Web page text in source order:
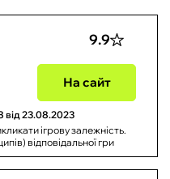
9.9
На сайт
від 23.08.2023
ігрову залежність.
відповідальної гри